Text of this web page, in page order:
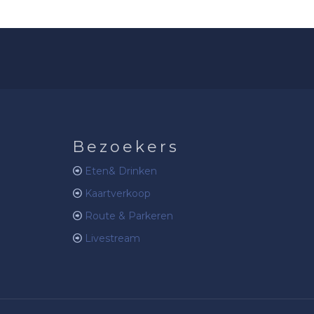
Bezoekers
Eten& Drinken
Kaartverkoop
Route & Parkeren
Livestream